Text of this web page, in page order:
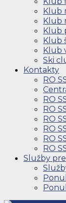
Klub
Klub
Klub
Klub
Klub
Ski
Kontakty
RO
RO
RO
RO
RO
RO
RO
Služby